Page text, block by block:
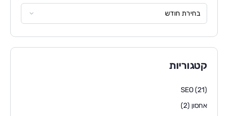
קטגוריות
SEO(21)
אחסון (2)